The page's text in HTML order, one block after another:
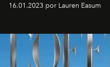
16.01.2023 por Lauren Easum